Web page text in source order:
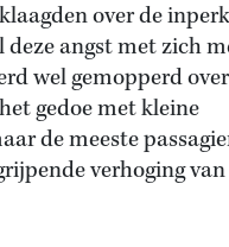
over de
angst met zich
wel gemopperd
gedoe met kleine
de meeste
verhoging